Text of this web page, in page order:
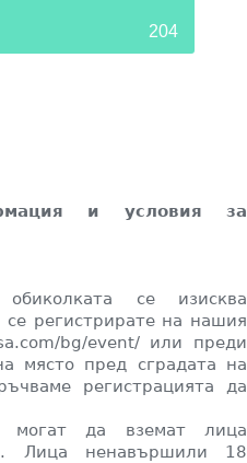
204
и условия за
се изисква
регистрирате на нашия
bg/event/ или преди
място пред сградата на
регистрацията да
могат да вземат лица
Лица ненавършили 18